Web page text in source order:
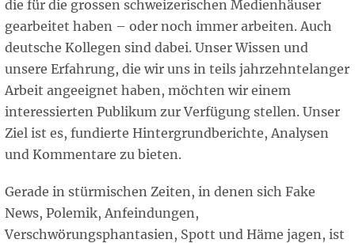
die für die grossen schweizerischen Medienhäuser
gearbeitet haben – oder noch immer arbeiten. Auch
deutsche Kollegen sind dabei. Unser Wissen und
unsere Erfahrung, die wir uns in teils jahrzehntelanger
Arbeit angeeignet haben, möchten wir einem
interessierten Publikum zur Verfügung stellen. Unser
Ziel ist es, fundierte Hintergrundberichte, Analysen
und Kommentare zu bieten.
Gerade in stürmischen Zeiten, in denen sich Fake
News, Polemik, Anfeindungen,
Verschwörungsphantasien, Spott und Häme jagen, ist